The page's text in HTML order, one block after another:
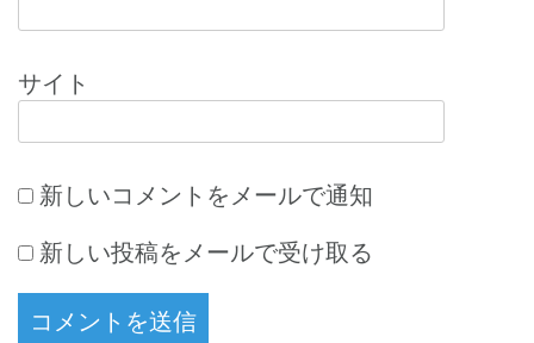
サイト
新しいコメントをメールで通知
新しい投稿をメールで受け取る